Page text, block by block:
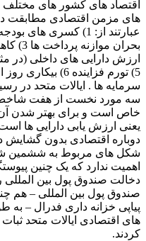
اقتصاد های کشور های مختلف
های مزمن اقتصادی مطابقت
ارزش دارایی های داخلی (در
سرمایه ها . ایالات متحد
سه مورد نخست از هفت شاخص
خاص است و برای بهتر شدن
یعنی ارزش یابی دارایی ها
دوباره اقتصادی بدون گشایش
شکل های مربوط به ششمین
اهمیت ندارد که یک چنین
دخالت صندوق پول بین المللی
صندوق پول بین المللی – هم
پیاپی خزانه داری فدرال –
های اقتصادی ایالات متحد
کردند.